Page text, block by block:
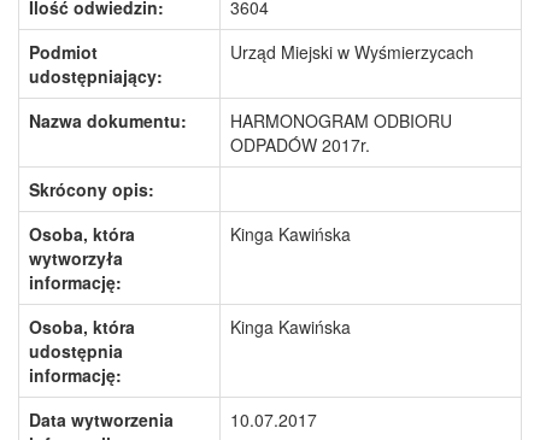
Ilość odwiedzin:
3604
Podmiot
udostępniający:
Urząd Miejski w Wyśmierzycach
Nazwa dokumentu:
HARMONOGRAM ODBIORU
ODPADÓW 2017r.
Skrócony opis:
Osoba, która
wytworzyła
informację:
Kinga Kawińska
Osoba, która
udostępnia
informację:
Kinga Kawińska
Data wytworzenia
10.07.2017